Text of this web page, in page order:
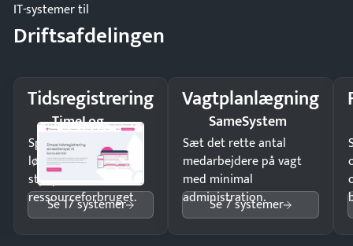
IT-systemer til
Driftsafdelingen
Tidsregistrering
TimeLog
Spar tid på
lønberegning og få
styr på
ressourceforbruget.
Se 17 systemer
Vagtplanlægning
SameSystem
Sæt det rette antal
medarbejdere på vagt
med minimal
administration.
Se 7 systemer